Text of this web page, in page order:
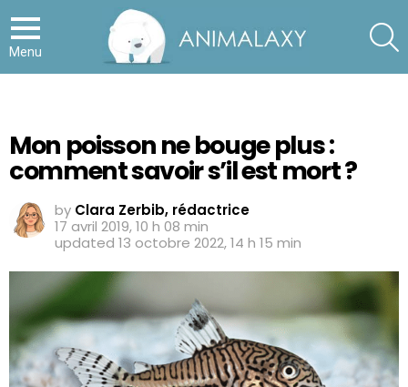
Menu
Mon poisson ne bouge plus :
comment savoir s’il est mort ?
by Clara Zerbib, rédactrice
17 avril 2019, 10 h 08 min
updated 13 octobre 2022, 14 h 15 min